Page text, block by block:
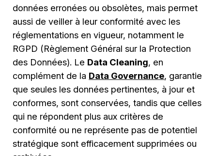
données erronées ou obsolètes, mais permet
aussi de veiller à leur conformité avec les
réglementations en vigueur, notamment le
RGPD (Règlement Général sur la Protection
des Données). Le Data Cleaning, en
complément de la Data Governance, garantie
que seules les données pertinentes, à jour et
conformes, sont conservées, tandis que celles
qui ne répondent plus aux critères de
conformité ou ne représente pas de potentiel
stratégique sont efficacement supprimées ou